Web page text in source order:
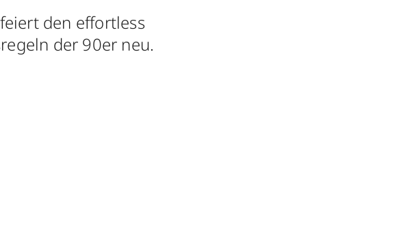
den effortless
der 90er neu.